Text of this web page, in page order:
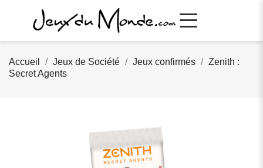
Accueil Jeux de Société Jeux confirmés
Zenith :
Secret Agents